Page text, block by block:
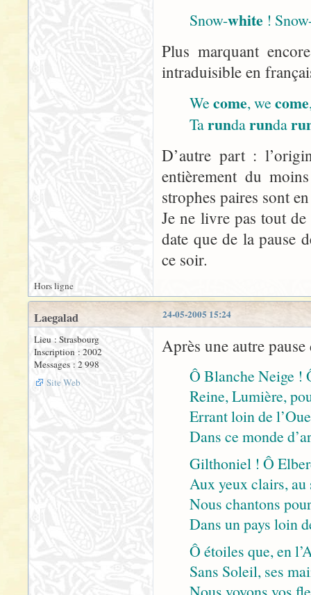
Snow-white !
Plus marquant
intraduisible en
We come, we come
Tarundarunda
D’autre part :
entièrement du
strophes paires sont
Je ne livre pas tout
date que de la pause
ce soir.
Hors ligne
24-05-2005 15:24
Laegalad
Lieu : Strasbourg
Inscription : 2002
Messages : 2 998
Site Web
Après une autre
Ô Blanche Neige !
Reine, Lumière,
Errant loin de
Dans ce monde
Gilthoniel ! Ô
Aux yeux clairs, au
Nous chantons
Dans un pays loin
Ô étoiles que, en
Sans Soleil, ses